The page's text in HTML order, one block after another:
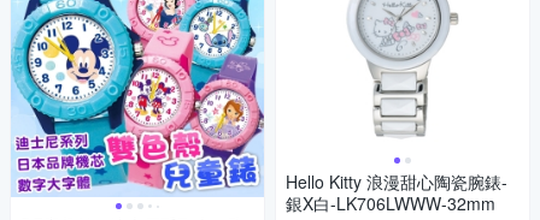
Hello Kitty 浪漫甜心陶瓷腕錶-
銀X白-LK706LWWW-32mm